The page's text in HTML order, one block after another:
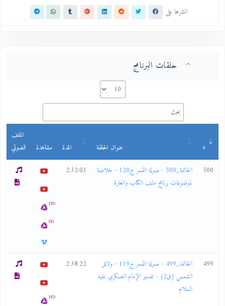
انشرها على
حلقات البرنامج
عنوان الحلقة المدة مشاهدة
الملف
الصوتي
500
الخاتمة_500 - صولة القمر ج120 - خلاصة
لموضوعات برنامج ملف الكتاب والعترة
2:32:03
HD
SD
499
الخاتمة_499 - صولة القمر ج119 - وثائق
الشمس (ق2) - تفسير الإمام العسكري عليه
السلام
2:38:22
HD